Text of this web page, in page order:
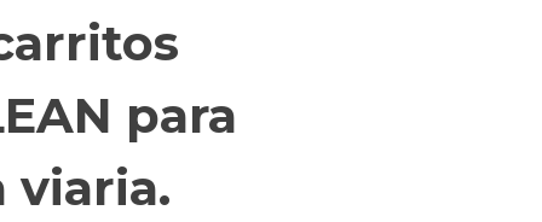
para
viaria.